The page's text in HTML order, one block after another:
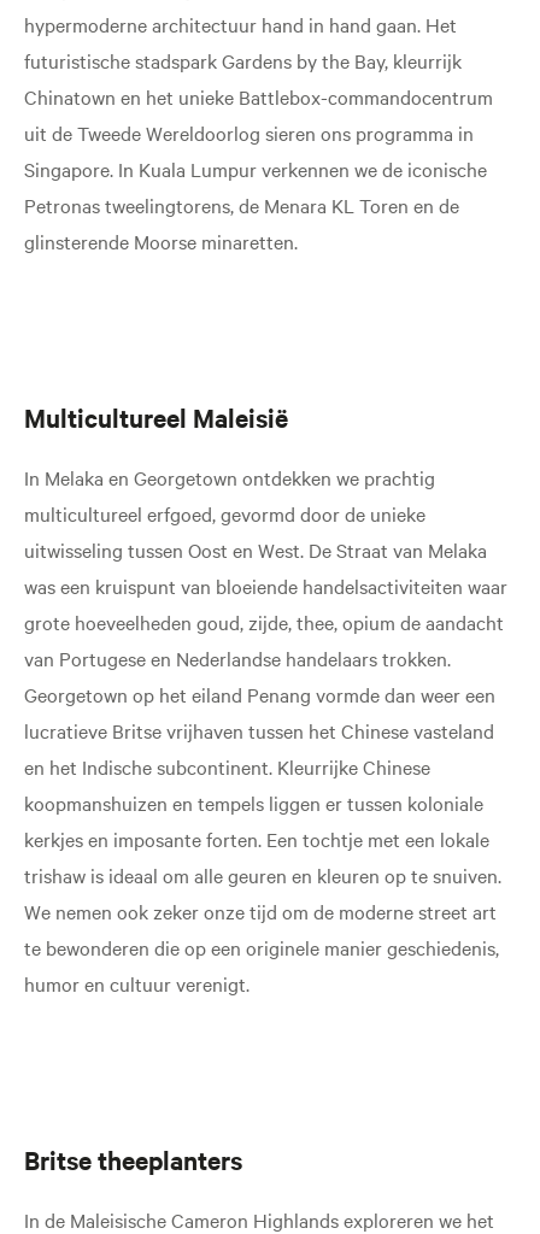
hypermoderne architectuur hand in hand gaan. Het
futuristische stadspark Gardens by the Bay, kleurrijk
Chinatown en het unieke Battlebox-commandocentrum
uit de Tweede Wereldoorlog sieren ons programma in
Singapore. In Kuala Lumpur verkennen we de iconische
Petronas tweelingtorens, de Menara KL Toren en de
glinsterende Moorse minaretten.
Multicultureel Maleisië
In Melaka en Georgetown ontdekken we prachtig
multicultureel erfgoed, gevormd door de unieke
uitwisseling tussen Oost en West. De Straat van Melaka
was een kruispunt van bloeiende handelsactiviteiten waar
grote hoeveelheden goud, zijde, thee, opium de aandacht
van Portugese en Nederlandse handelaars trokken.
Georgetown op het eiland Penang vormde dan weer een
lucratieve Britse vrijhaven tussen het Chinese vasteland
en het Indische subcontinent. Kleurrijke Chinese
koopmanshuizen en tempels liggen er tussen koloniale
kerkjes en imposante forten. Een tochtje met een lokale
trishaw is ideaal om alle geuren en kleuren op te snuiven.
We nemen ook zeker onze tijd om de moderne street art
te bewonderen die op een originele manier geschiedenis,
humor en cultuur verenigt.
Britse theeplanters
In de Maleisische Cameron Highlands exploreren we het